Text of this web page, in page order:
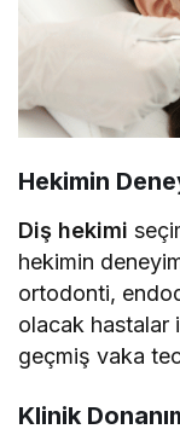
Hekimin
Diş hekimi
hekimin
ortodonti,
olacak hastalar
geçmiş vaka
Klinik